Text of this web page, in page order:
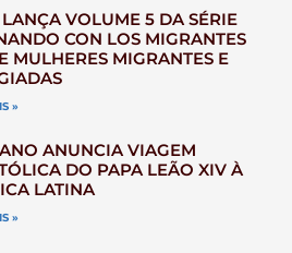
VOLUME 5 DA SÉRIE
CON LOS MIGRANTES
MULHERES MIGRANTES E
»
ANUNCIA VIAGEM
DO PAPA LEÃO XIV À
LATINA
»